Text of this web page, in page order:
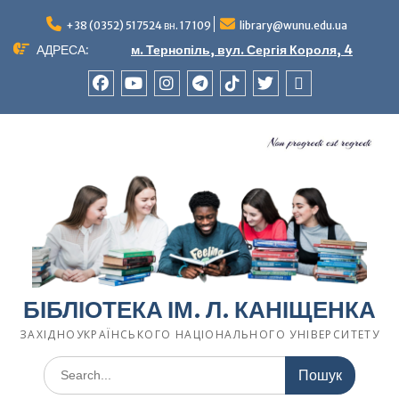
вмісту
+38 (0352) 517524 вн. 17 109 library@wunu.edu.ua
АДРЕСА: м. Тернопіль, вул. Сергія Короля, 4
БІБЛІОТЕКА ІМ. Л. КАНІЩЕНКА
ЗАХІДНОУКРАЇНСЬКОГО НАЦІОНАЛЬНОГО УНІВЕРСИТЕТУ
Шукати: